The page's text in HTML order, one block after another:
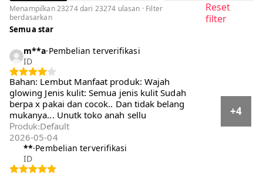
Menampilkan 23274 dari 23274 ulasan · Filter
berdasarkan
Reset
filter
Semua star
m**a·Pembelian terverifikasi
ID
Bahan: Lembut Manfaat produk: Wajah
glowing Jenis kulit: Semua jenis kulit Sudah
berpa x pakai dan cocok.. Dan tidak belang
mukanya... Unutk toko anah sellu
+4
Produk:Default
2026-05-04
**·Pembelian terverifikasi
ID